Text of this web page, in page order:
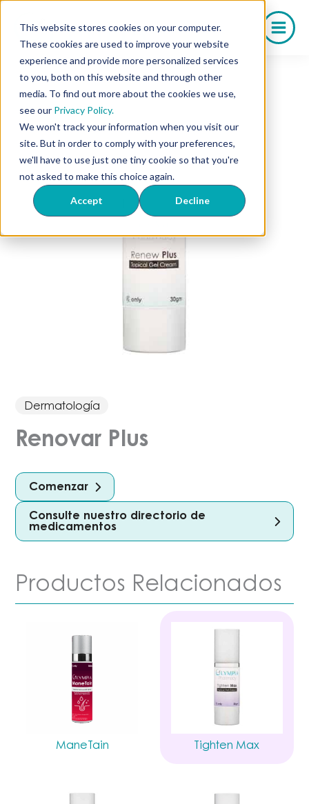
This website stores cookies on your computer.
These cookies are used to improve your website
experience and provide more personalized services
to you, both on this website and through other
media. To find out more about the cookies we use,
see our Privacy Policy.
We won't track your information when you visit our
site. But in order to comply with your preferences,
we'll have to use just one tiny cookie so that you're
not asked to make this choice again.
Accept Decline
contenido
Dermatología
Renovar Plus
Comenzar
Consulte nuestro directorio de
medicamentos
Productos Relacionados
ManeTain Tighten Max